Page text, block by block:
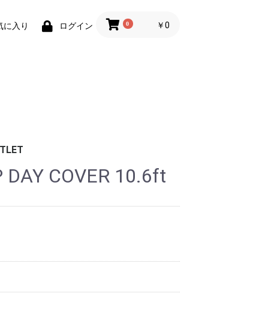
に入り ログイン 0 ￥0
ド
ス
ス/バブル
ツブ
ーリー
/アパレ
チ
リー
DAY COVER 10.6ft